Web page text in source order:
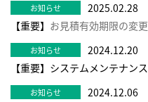
2025.02.28
【重要】 お見積有効期限の変
2024.12.20
【重要】システムメンテナン
2024.12.06